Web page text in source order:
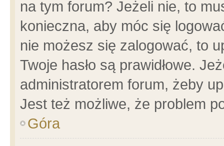
na tym forum? Jeżeli nie, to
konieczna, aby móc się
nie możesz się zalogować, to
Twoje hasło są prawidłowe.
administratorem forum, żeby
Jest też możliwe, że problem
Góra